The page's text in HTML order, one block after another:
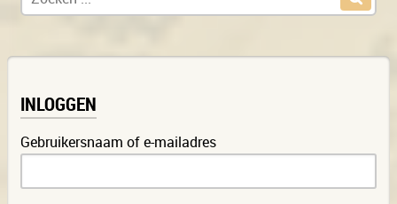
INLOGGEN
Gebruikersnaam of e-mailadres